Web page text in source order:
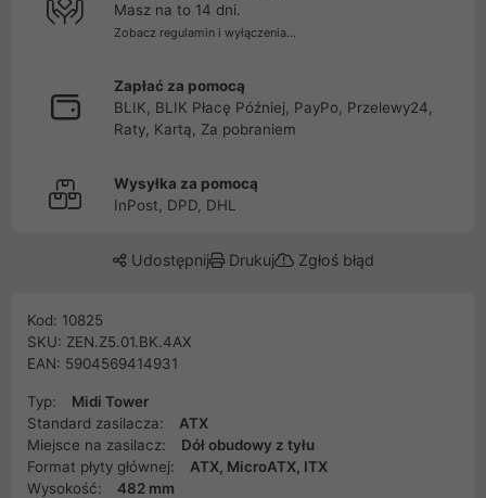
Masz na to 14 dni.
Zobacz regulamin i wyłączenia...
Zapłać za pomocą
BLIK, BLIK Płacę Później, PayPo, Przelewy24,
Raty, Kartą, Za pobraniem
Wysyłka za pomocą
InPost, DPD, DHL
Udostępnij Drukuj Zgłoś błąd
Kod: 10825
SKU: ZEN.Z5.01.BK.4AX
EAN: 5904569414931
Typ:
Midi Tower
Standard zasilacza:
ATX
Miejsce na zasilacz:
Dół obudowy z tyłu
Format płyty głównej:
ATX, MicroATX, ITX
Wysokość:
482 mm